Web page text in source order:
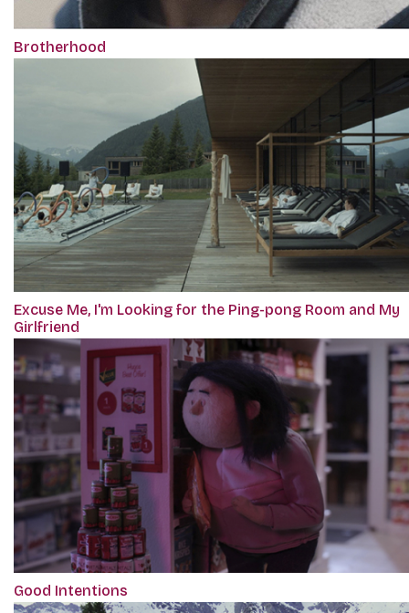
Brotherhood
Excuse Me, I'm Looking for the Ping-pong Room and My
Girlfriend
Good Intentions